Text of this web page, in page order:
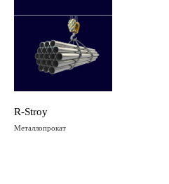
R-Stroy
Металлопрокат